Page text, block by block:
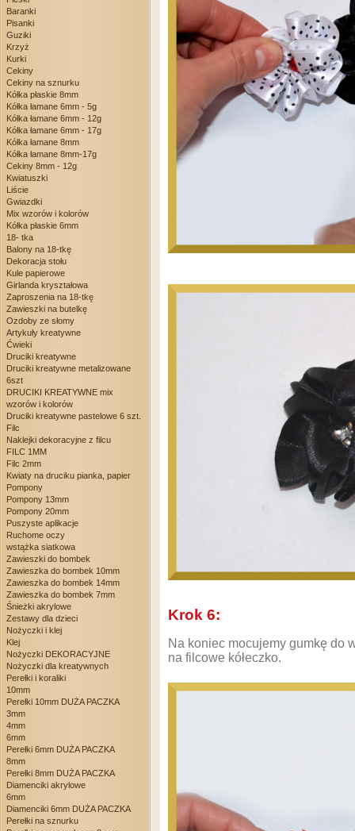
Baranki
Pisanki
Guziki
Krzyż
Kurki
Cekiny
Cekiny na sznurku
Kółka płaskie 8mm
Kółka łamane 6mm - 5g
Kółka łamane 6mm - 12g
Kółka łamane 6mm - 17g
Kółka łamane 8mm
Kółka łamane 8mm-17g
Cekiny 8mm - 12g
Kwiatuszki
Liście
Gwiazdki
Mix wzorów i kolorów
Kółka płaskie 6mm
18- tka
Balony na 18-tkę
Dekoracja stołu
Kule papierowe
Girlanda kryształowa
Zaproszenia na 18-tkę
Zawieszki na butelkę
Ozdoby ze słomy
Artykuły kreatywne
Ćwieki
Druciki kreatywne
Druciki kreatywne metalizowane
6szt
DRUCIKI KREATYWNE mix
wzorów i kolorów
Druciki kreatywne pastelowe 6 szt.
Filc
Naklejki dekoracyjne z filcu
FILC 1MM
Filc 2mm
Kwiaty na druciku pianka, papier
Pompony
Pompony 13mm
Pompony 20mm
Puszyste aplikacje
Ruchome oczy
wstążka siatkowa
Zawieszki do bombek
Zawieszka do bombek 10mm
Zawieszka do bombek 14mm
Zawieszka do bombek 7mm
Śnieżki akrylowe
Zestawy dla dzieci
Nożyczki i klej
Klej
Nożyczki DEKORACYJNE
Nożyczki dla kreatywnych
Perełki i koraliki
10mm
Perełki 10mm DUŻA PACZKA
3mm
4mm
6mm
Perełki 6mm DUŻA PACZKA
8mm
Perełki 8mm DUŻA PACZKA
Diamenciki akrylowe
6mm
Diamenciki 6mm DUŻA PACZKA
Perełki na sznurku
Krok 6:
Na koniec mocujemy gumkę do
na filcowe kółeczko.